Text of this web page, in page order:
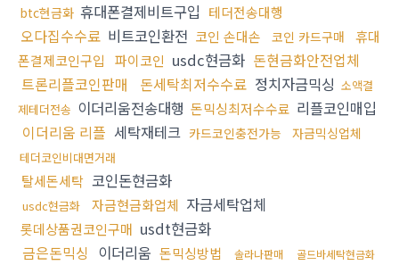
btc현금화 휴대폰결제비트구입 테더전송대행
오다집수수료 비트코인환전 코인 손대손 코인 카드구매
휴대
폰결제코인구입
파이코인 usdc현금화 돈현금화안전업체
트론리플코인판매
돈세탁최저수수료 정치자금믹싱 소액결
제테더전송 이더리움전송대행 돈믹싱최저수수료 리플코인매입
이더리움 리플 세탁재테크 카드코인충전가능 자금믹싱업체
테더코인비대면거래
탈세돈세탁 코인돈현금화
usdc현금화 자금현금화업체 자금세탁업체
롯데상품권코인구매 usdt현금화
금은돈믹싱 이더리움 돈믹싱방법 솔라나판매 골드바세탁현금화